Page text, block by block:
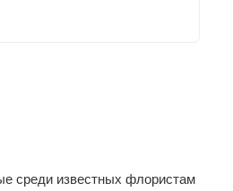
среди известных флористам